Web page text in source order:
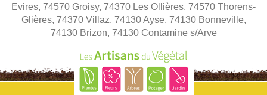
Evires, 74570 Groisy, 74370 Les Ollières, 74570 Thorens-
Glières, 74370 Villaz, 74130 Ayse, 74130 Bonneville,
74130 Brizon, 74130 Contamine s/Arve